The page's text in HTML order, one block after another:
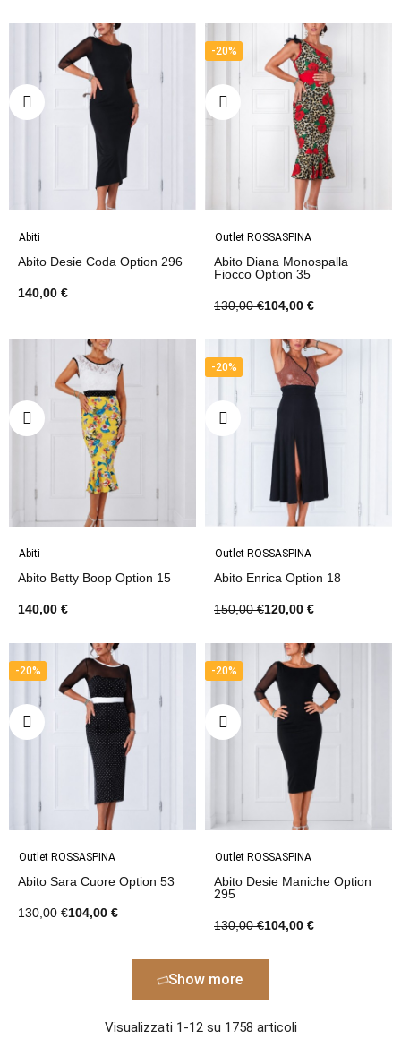
Abiti
Abito Desie Coda Option 296
140,00 €
-20%
Outlet ROSSASPINA
Abito Diana Monospalla
Fiocco Option 35
130,00 €104,00 €
Abiti
Abito Betty Boop Option 15
140,00 €
-20%
Outlet ROSSASPINA
Abito Enrica Option 18
150,00 €120,00 €
-20%
Outlet ROSSASPINA
Abito Sara Cuore Option 53
130,00 €104,00 €
-20%
Outlet ROSSASPINA
Abito Desie Maniche Option
295
130,00 €104,00 €
Show more
Visualizzati 1-12 su 1758 articoli